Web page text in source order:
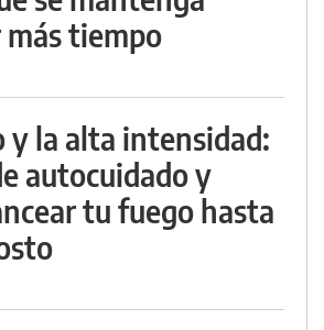
tiempo
y la alta intensidad:
autocuidado y
tu fuego hasta